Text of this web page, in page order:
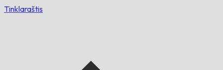
Tinklaraštis